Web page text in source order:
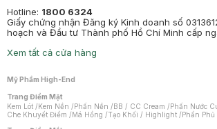
Hotline: 1800 6324
Giấy chứng nhận Đăng ký Kinh doanh số
hoạch và Đầu tư Thành phố Hồ Chí Minh cấp
Xem tất cả cửa hàng
Mỹ Phẩm High-End
Trang Điểm Mặt
Kem Lót /Kem Nền /Phấn Nền /BB / CC Cream /Phấn Nước
Che Khuyết Điểm /Má Hồng /Tạo Khối / Highlight /Phấn Phủ